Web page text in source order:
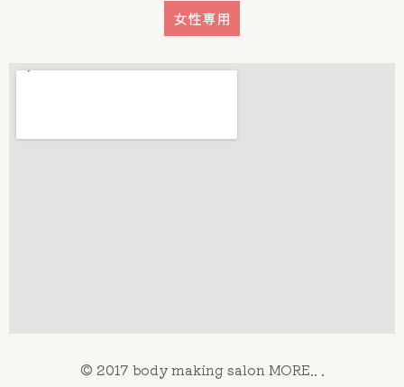
女性専用
© 2017 body making salon MORE.. .